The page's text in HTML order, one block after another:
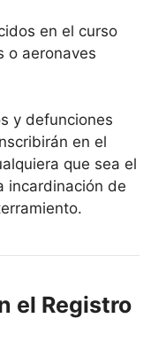
en el curso
o aeronaves
y defunciones
en el
que sea el
incardinación de
el Registro